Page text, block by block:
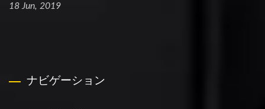
18 Jun, 2019
ナビゲーション